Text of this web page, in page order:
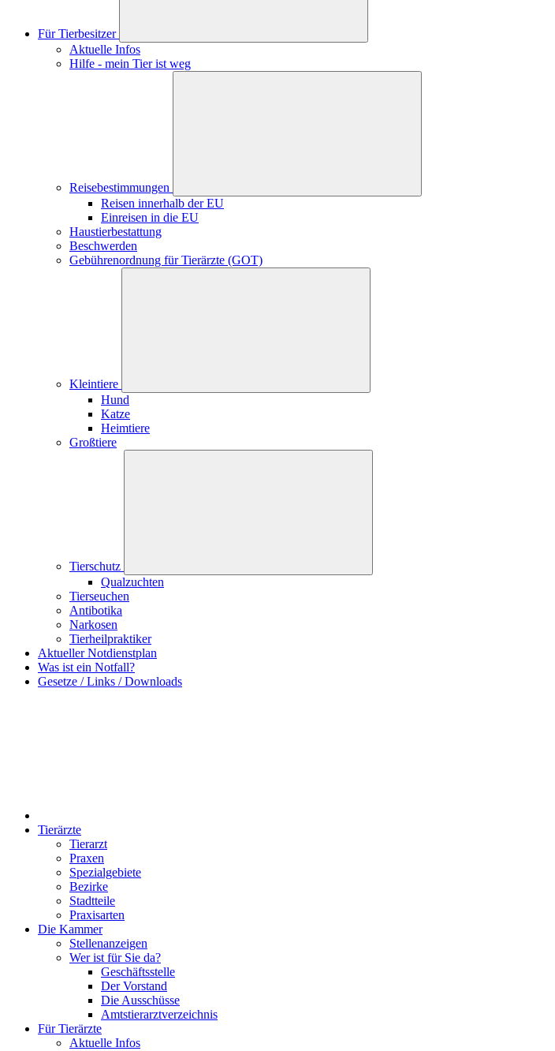
Für Tierbesitzer
Aktuelle Infos
Hilfe - mein Tier ist weg
Reisebestimmungen
Reisen innerhalb der EU
Einreisen in die EU
Haustierbestattung
Beschwerden
Gebührenordnung für Tierärzte (GOT)
Kleintiere
Hund
Katze
Heimtiere
Großtiere
Tierschutz
Qualzuchten
Tierseuchen
Antibotika
Narkosen
Tierheilpraktiker
Aktueller Notdienstplan
Was ist ein Notfall?
Gesetze / Links / Downloads
Tierärzte
Tierarzt
Praxen
Spezialgebiete
Bezirke
Stadtteile
Praxisarten
Die Kammer
Stellenanzeigen
Wer ist für Sie da?
Geschäftsstelle
Der Vorstand
Die Ausschüsse
Amtstierarztverzeichnis
Für Tierärzte
Aktuelle Infos